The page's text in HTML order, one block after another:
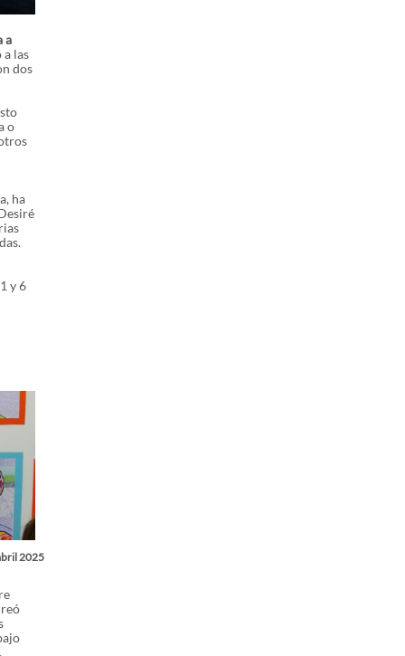
a
las
dos
o
ha
y 6
2025